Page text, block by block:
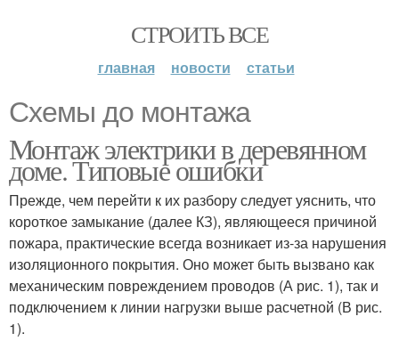
СТРОИТЬ ВСЕ
главная новости статьи
Схемы до монтажа
Монтаж электрики в деревянном
доме. Типовые ошибки
Прежде, чем перейти к их разбору следует уяснить, что
короткое замыкание (далее КЗ), являющееся причиной
пожара, практические всегда возникает из-за нарушения
изоляционного покрытия. Оно может быть вызвано как
механическим повреждением проводов (А рис. 1), так и
подключением к линии нагрузки выше расчетной (В рис.
1).